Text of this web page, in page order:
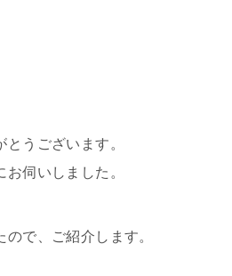
うございます。
伺いしました。
で、ご紹介します。